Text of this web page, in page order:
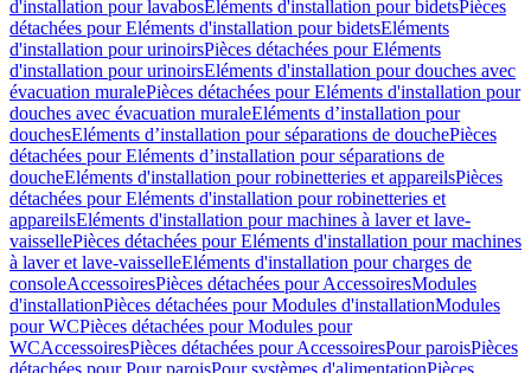
d'installation pour lavabosEléments d'installation pour bidetsPièces
détachées pour Eléments d'installation pour bidetsEléments
d'installation pour urinoirsPièces détachées pour Eléments
d'installation pour urinoirsEléments d'installation pour douches avec
évacuation muralePièces détachées pour Eléments d'installation pour
douches avec évacuation muraleEléments d’installation pour
douchesEléments d’installation pour séparations de douchePièces
détachées pour Eléments d’installation pour séparations de
doucheEléments d'installation pour robinetteries et appareilsPièces
détachées pour Eléments d'installation pour robinetteries et
appareilsEléments d'installation pour machines à laver et lave-
vaissellePièces détachées pour Eléments d'installation pour machines
à laver et lave-vaisselleEléments d'installation pour charges de
consoleAccessoiresPièces détachées pour AccessoiresModules
d'installationPièces détachées pour Modules d'installationModules
pour WCPièces détachées pour Modules pour
WCAccessoiresPièces détachées pour AccessoiresPour paroisPièces
détachées pour Pour paroisPour systèmes d'alimentationPièces